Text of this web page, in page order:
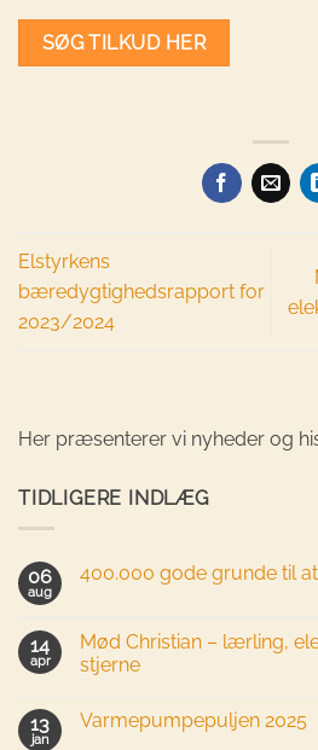
Her præsenterer vi nyheder og
TIDLIGERE INDLÆG
06
aug
400.000 gode grunde til
14
apr
Mød Christian – lærling,
stjerne
13
jan
Varmepumpepuljen 2025
SØG TILKUD HER
Elstyrkens
bæredygtighedsrapport for
2023/2024